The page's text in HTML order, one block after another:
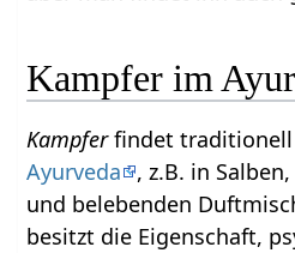
Kampfer im
Kampferfindet traditionell
Ayurveda
, z.B. in
und belebenden
besitzt die Eigenschaft,